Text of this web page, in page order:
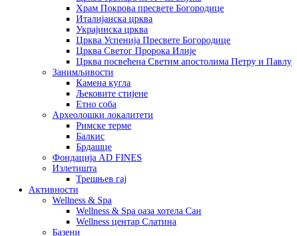
Храм Покрова пресвете Богородице
Италијанска црква
Украјинска црква
Црква Успенија Пресвете Богородице
Црква Светог Пророка Илије
Црква посвећена Светим апостолима Петру и Павлу
Занимљивости
Камена кугла
Љековите стијене
Етно соба
Археолошки локалитети
Римске терме
Балкис
Брдашце
Фондација AD FINES
Излетишта
Трешњев гај
Активности
Wellness & Spa
Wellness & Spa оаза хотела Сан
Wellness центар Слатина
Базени